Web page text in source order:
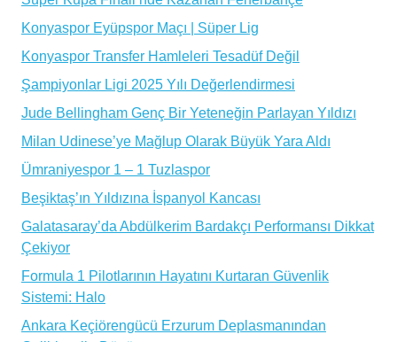
Konyaspor Eyüpspor Maçı | Süper Lig
Konyaspor Transfer Hamleleri Tesadüf Değil
Şampiyonlar Ligi 2025 Yılı Değerlendirmesi
Jude Bellingham Genç Bir Yeteneğin Parlayan Yıldızı
Milan Udinese’ye Mağlup Olarak Büyük Yara Aldı
Ümraniyespor 1 – 1 Tuzlaspor
Beşiktaş’ın Yıldızına İspanyol Kancası
Galatasaray’da Abdülkerim Bardakçı Performansı Dikkat
Çekiyor
Formula 1 Pilotlarının Hayatını Kurtaran Güvenlik
Sistemi: Halo
Ankara Keçiörengücü Erzurum Deplasmanından